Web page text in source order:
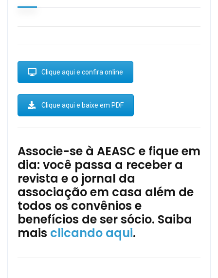
Clique aqui e confira online
Clique aqui e baixe em PDF
Associe-se à AEASC e fique em
dia: você passa a receber a
revista e o jornal da
associação em casa além de
todos os convênios e
benefícios de ser sócio. Saiba
mais clicando aqui.